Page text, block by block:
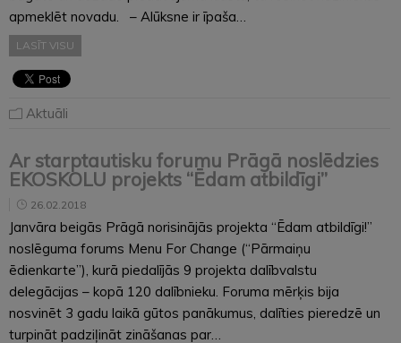
apmeklēt novadu. – Alūksne ir īpaša…
LASĪT VISU
Aktuāli
Ar starptautisku forumu Prāgā noslēdzies
EKOSKOLU projekts “Ēdam atbildīgi”
26.02.2018
Janvāra beigās Prāgā norisinājās projekta “Ēdam atbildīgi!”
noslēguma forums Menu For Change (“Pārmaiņu
ēdienkarte”), kurā piedalījās 9 projekta dalībvalstu
delegācijas – kopā 120 dalībnieku. Foruma mērķis bija
nosvinēt 3 gadu laikā gūtos panākumus, dalīties pieredzē un
turpināt padziļināt zināšanas par…